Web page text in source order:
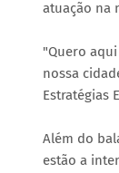
atuação na
"Quero
nossa
Estratégias
Além do
estão a